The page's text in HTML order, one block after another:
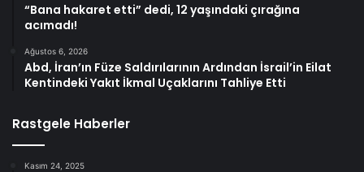
“Bana hakaret etti” dedi, 12 yaşındaki çırağına
acımadı!
Ağustos 6, 2026
Abd, İran’ın Füze Saldırılarının Ardından İsrail’in Eilat
Kentindeki Yakıt İkmal Uçaklarını Tahliye Etti
Rastgele Haberler
Kasım 24, 2025